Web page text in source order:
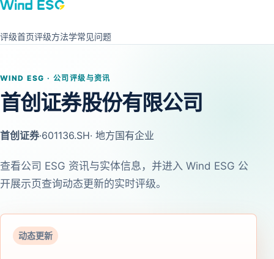
评级首页评级方法学常见问题
WIND ESG · 公司评级与资讯
首创证券股份有限公司
首创证券·601136.SH· 地方国有企业
查看公司 ESG 资讯与实体信息，并进入 Wind ESG 公
开展示页查询动态更新的实时评级。
动态更新